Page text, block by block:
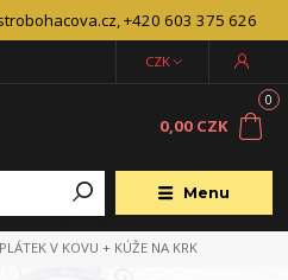
+420 603 375 626
Menu
CZK
0
0,00 CZK
V KOVU + KÚŽE NA KRK